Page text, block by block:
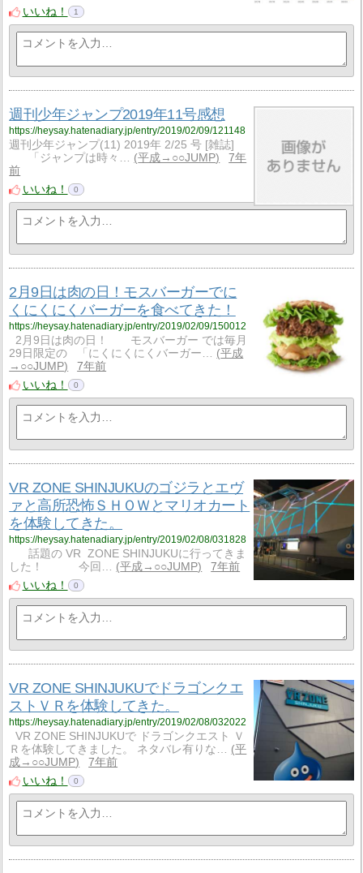
いいね！
1
週刊少年ジャンプ2019年11号感想
https://heysay.hatenadiary.jp/entry/2019/02/09/121148
週刊少年ジャンプ(11) 2019年 2/25 号 [雑誌]
「ジャンプは時々…
平成→○○JUMP
7年
前
いいね！
0
2月9日は肉の日！モスバーガーでに
くにくにくバーガーを食べてきた！
https://heysay.hatenadiary.jp/entry/2019/02/09/150012
2月9日は肉の日！ モスバーガー では毎月
29日限定の 「にくにくにくバーガー…
平成
→○○JUMP
7年前
いいね！
0
VR ZONE SHINJUKUのゴジラとエヴ
ァと高所恐怖ＳＨＯＷとマリオカート
を体験してきた。
https://heysay.hatenadiary.jp/entry/2019/02/08/031828
話題の VR ZONE SHINJUKUに行ってきま
した！ 今回…
平成→○○JUMP
7年前
いいね！
0
VR ZONE SHINJUKUでドラゴンクエ
ストＶＲを体験してきた。
https://heysay.hatenadiary.jp/entry/2019/02/08/032022
VR ZONE SHINJUKUで ドラゴンクエスト Ｖ
Ｒを体験してきました。 ネタバレ有りな…
平
成→○○JUMP
7年前
いいね！
0